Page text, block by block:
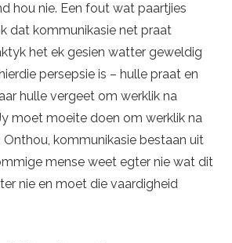
hou nie. Een fout wat paartjies
dat kommunikasie net praat
het ek gesien watter geweldig
persepsie is – hulle praat en
hulle vergeet om werklik na
moet moeite doen om werklik na
Onthou, kommunikasie bestaan uit
mense weet egter nie wat dit
nie en moet die vaardigheid